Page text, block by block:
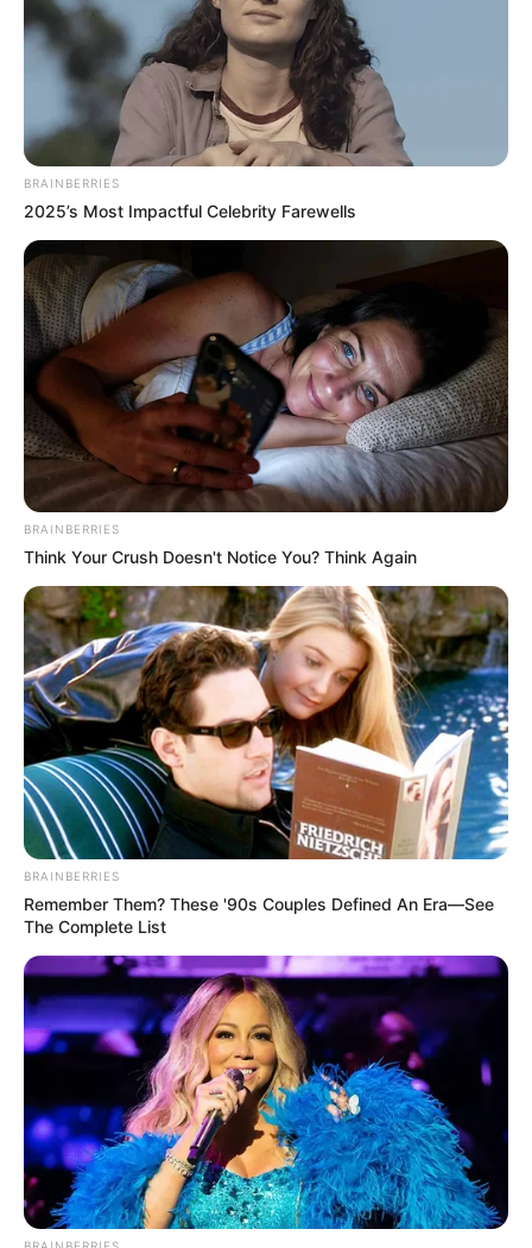
BRAINBERRIES
2025’s Most Impactful Celebrity Farewells
BRAINBERRIES
Think Your Crush Doesn't Notice You? Think Again
BRAINBERRIES
Remember Them? These '90s Couples Defined An Era—See
The Complete List